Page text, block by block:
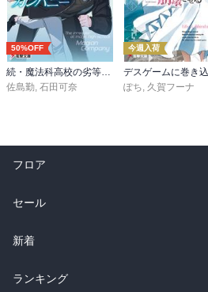
50%OFF
続・魔法科高校の劣等生 メイジアン・カンパニー(11)
佐島勤, 石田可奈
今週入荷
ぽち, 久賀フーナ
フロア
総合
ラノベ
雑誌・グラビア
セール
総合
ラノベ
新着
総合
ランキング